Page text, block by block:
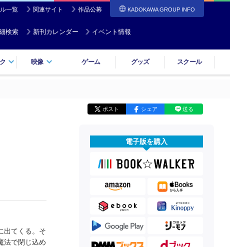
一覧 関連サイト 作品公募 KADOKAWA GROUP INFO
検索 新刊カレンダー イベント情報
映像 ゲーム グッズ スクール
ポスト シェア 送る
出てくる。そ
法で閉じ込め
電子版を購入